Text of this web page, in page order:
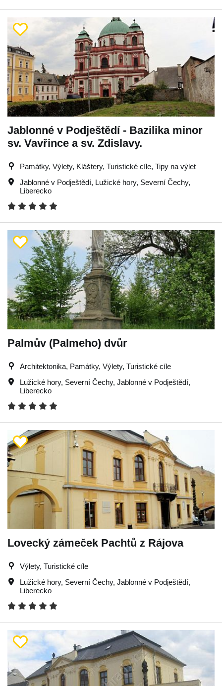
Jablonné v Podještědí - Bazilika minor
sv. Vavřince a sv. Zdislavy.
Památky, Výlety, Kláštery, Turistické cíle, Tipy na výlet
Jablonné v Podještědí, Lužické hory, Severní Čechy,
Liberecko
Palmův (Palmeho) dvůr
Architektonika, Památky, Výlety, Turistické cíle
Lužické hory, Severní Čechy, Jablonné v Podještědí,
Liberecko
Lovecký zámeček Pachtů z Rájova
Výlety, Turistické cíle
Lužické hory, Severní Čechy, Jablonné v Podještědí,
Liberecko